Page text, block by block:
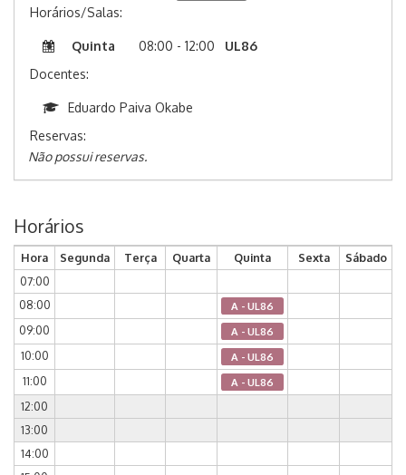
Horários/Salas:
Quinta 08:00 - 12:00
UL86
Docentes:
Eduardo Paiva Okabe
Reservas:
Não possui reservas.
Horários
Hora Segunda Terça Quarta Quinta Sexta
Sábado
07:00
08:00
A - UL86
09:00 A - UL86
10:00 A - UL86
11:00 A - UL86
12:00
13:00
14:00